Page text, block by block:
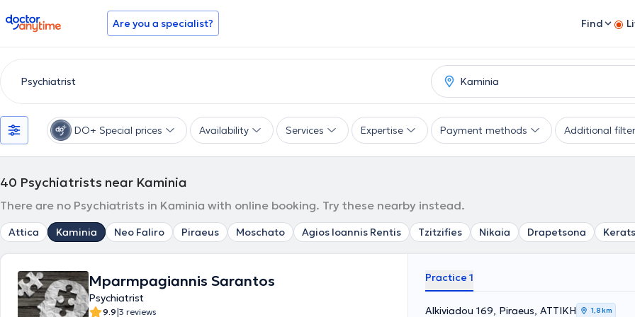
doctoranytime Are you a specialist? Find
DO+ Special prices Availability Services Expertise Payment methods Additional
40 Psychiatrists near Kaminia
There are no Psychiatrists in Kaminia with online booking. Try these nearby instead.
Attica Kaminia Neo Faliro Piraeus Moschato Agios Ioannis Rentis Tzitzifies Nikaia Drapetsona
Mparmpagiannis Sarantos
Psychiatrist
9.9|3 reviews
Practice 1
Alkiviadou 169, Piraeus, ΑΤΤΙΚΗ 1,8 km